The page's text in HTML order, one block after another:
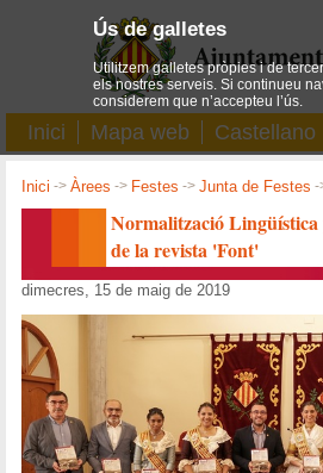
Inici Mapa web Castellano
Inici ->Àrees -> Festes ->Junta de Festes -
Normalització Lingüística
de la revista 'Font'
dimecres, 15 de maig de 2019
Ús de galletes
Utilitzem galletes pròpies i de
els nostres serveis. Si continueu
considerem que n’accepteu l’ús.